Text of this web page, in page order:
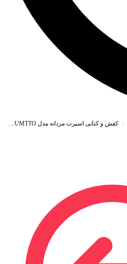
/ کفش و کتانی اسپرت مردانه مدل SALOMON_HUMTTO رنگ مشکی طوسی کد 4570